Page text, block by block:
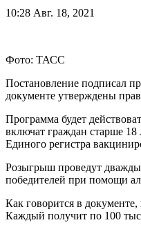
10:28 Авг. 18, 2021
Фото: ТАСС
Постановление подписал
документе утверждены
Программа будет
включат граждан старше
Единого регистра
Розыгрыш проведут
победителей при помощи
Как говорится в документе,
Каждый получит по 100